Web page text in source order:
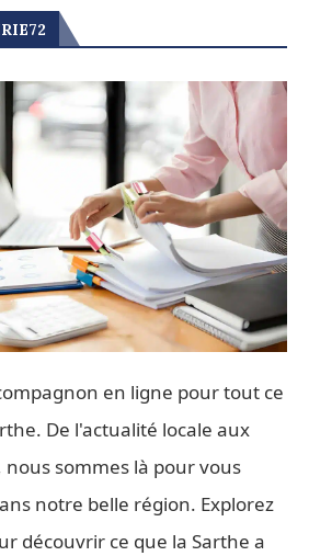
en ligne pour tout ce
De l'actualité locale aux
sommes là pour vous
notre belle région. Explorez
découvrir ce que la Sarthe a